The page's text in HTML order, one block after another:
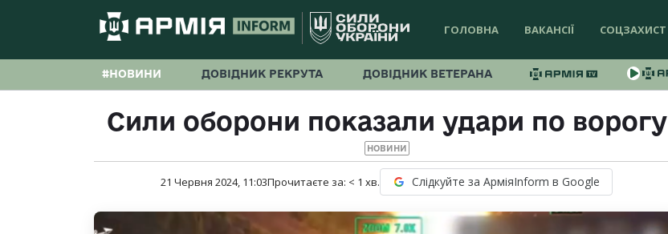
ГОЛОВНА ВАКАНСІЇ СОЦЗАХИСТ
#НОВИНИ ДОВІДНИК РЕКРУТА ДОВІДНИК ВЕТЕРАНА
Сили оборони показали удари по ворогу
НОВИНИ
21 Червня 2024, 11:03Прочитаєте за: < 1 хв. Слідкуйте за АрміяInform в Google